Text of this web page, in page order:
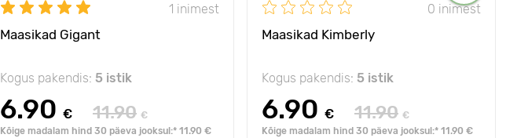
1 inimest
Maasikad Gigant
Kogus pakendis: 5 istik
6.90 € 11.90 €
Kõige madalam hind 30 päeva jooksul:* 11.90 €
0 inimest
Maasikad Kimberly
Kogus pakendis: 5 istik
6.90 € 11.90 €
Kõige madalam hind 30 päeva jooksul:* 11.90 €